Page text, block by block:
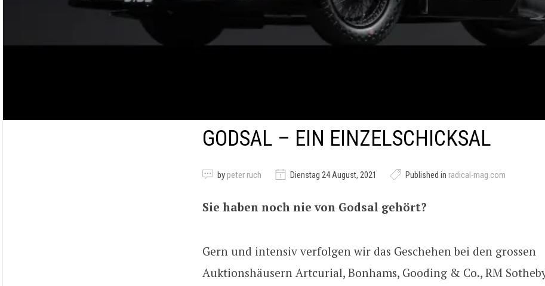
GODSAL – EIN EINZELSCHICKSAL
by peter ruch Dienstag 24 August, 2021 Published in radical-mag.com
Sie haben noch nie von Godsal gehört?
Gern und intensiv verfolgen wir das Geschehen bei den gros­sen
Auktionshäusern Artcurial, Bonhams, Gooding & Co., RM